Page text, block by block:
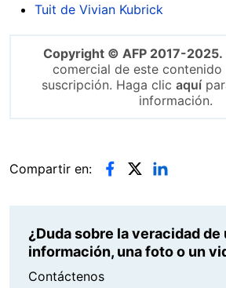
Tuit de Vivian Kubrick
Copyright © AFP 2017-2025.
comercial de este contenido
suscripción. Haga clic aquí
información.
Compartir en:
¿Duda sobre la veracidad de
información, una foto o un
Contáctenos